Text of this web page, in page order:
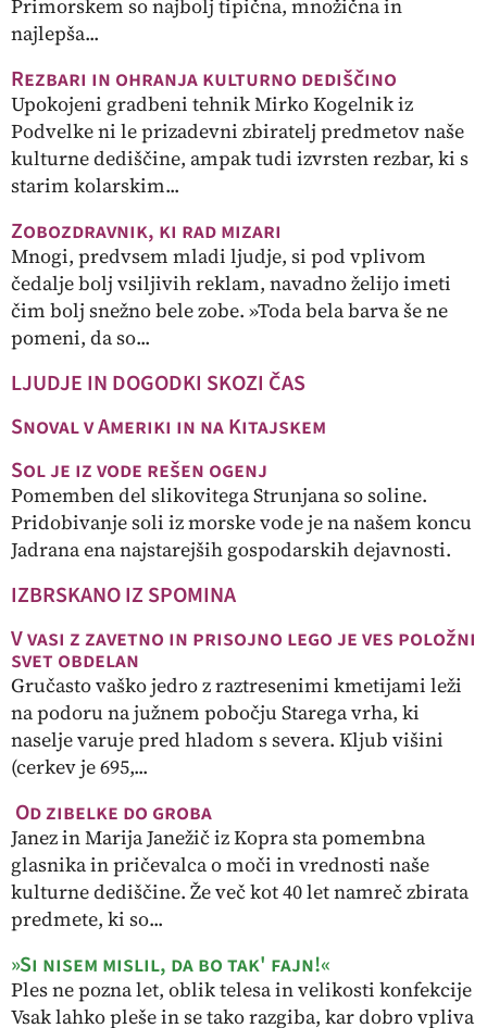
Primorskem so najbolj tipična, množična in
najlepša...
Rezbari in ohranja kulturno dediščino
Upokojeni gradbeni tehnik Mirko Kogelnik iz
Podvelke ni le prizadevni zbiratelj predmetov naše
kulturne dediščine, ampak tudi izvrsten rezbar, ki s
starim kolarskim...
Zobozdravnik, ki rad mizari
Mnogi, predvsem mladi ljudje, si pod vplivom
čedalje bolj vsiljivih reklam, navadno želijo imeti
čim bolj snežno bele zobe. »Toda bela barva še ne
pomeni, da so...
LJUDJE IN DOGODKI SKOZI ČAS
Snoval v Ameriki in na Kitajskem
Sol je iz vode rešen ogenj
Pomemben del slikovitega Strunjana so soline.
Pridobivanje soli iz morske vode je na našem koncu
Jadrana ena najstarejših gospodarskih dejavnosti.
IZBRSKANO IZ SPOMINA
V vasi z zavetno in prisojno lego je ves položni
svet obdelan
Gručasto vaško jedro z raztresenimi kmetijami leži
na podoru na južnem pobočju Starega vrha, ki
naselje varuje pred hladom s severa. Kljub višini
(cerkev je 695,...
Od zibelke do groba
Janez in Marija Janežič iz Kopra sta pomembna
glasnika in pričevalca o moči in vrednosti naše
kulturne dediščine. Že več kot 40 let namreč zbirata
predmete, ki so...
»Si nisem mislil, da bo tak' fajn!«
Ples ne pozna let, oblik telesa in velikosti konfekcije
Vsak lahko pleše in se tako razgiba, kar dobro vpliva